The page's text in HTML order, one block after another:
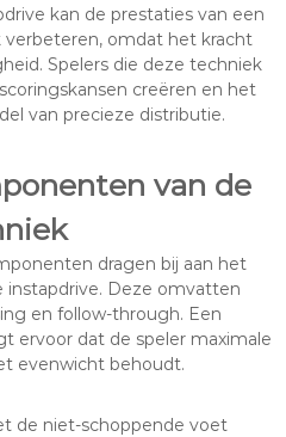
kan de prestaties van een
verbeteren, omdat het kracht
Spelers die deze techniek
creëren en het
van precieze distributie.
van de
dragen bij aan het
Deze omvatten
en follow-through. Een
ervoor dat de speler maximale
evenwicht behoudt.
de niet-schoppende voet